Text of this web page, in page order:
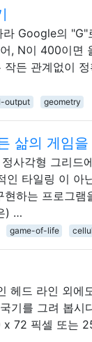
Google의
, N이 400이
든 관계없이
output geometry
삶의 게임
사각형 그리드
타일링 이 아
하는 프로그램
) …
game-of-life
헤드 라인 외에
기를 그려 봅시
72 픽셀 또는